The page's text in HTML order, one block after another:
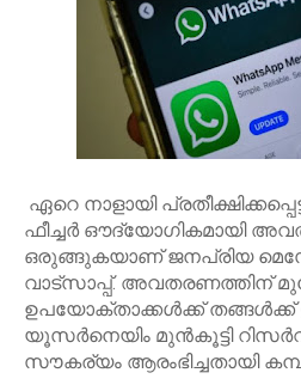
ഏറെ നാളായി
ഫീച്ചർ ഔദ്യോഗികമായി
ഒരുങ്ങുകയാണ് ജനപ്രിയ
വാട്‍സാപ്പ്. അവതരണത്തിന്
ഉപയോക്താക്കൾക്ക് തങ്ങൾക്ക്
യൂസർനെയിം മുൻകൂട്ടി
സൗകര്യം ആരംഭിച്ചതായി